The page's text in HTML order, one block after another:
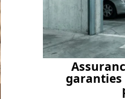
garanties